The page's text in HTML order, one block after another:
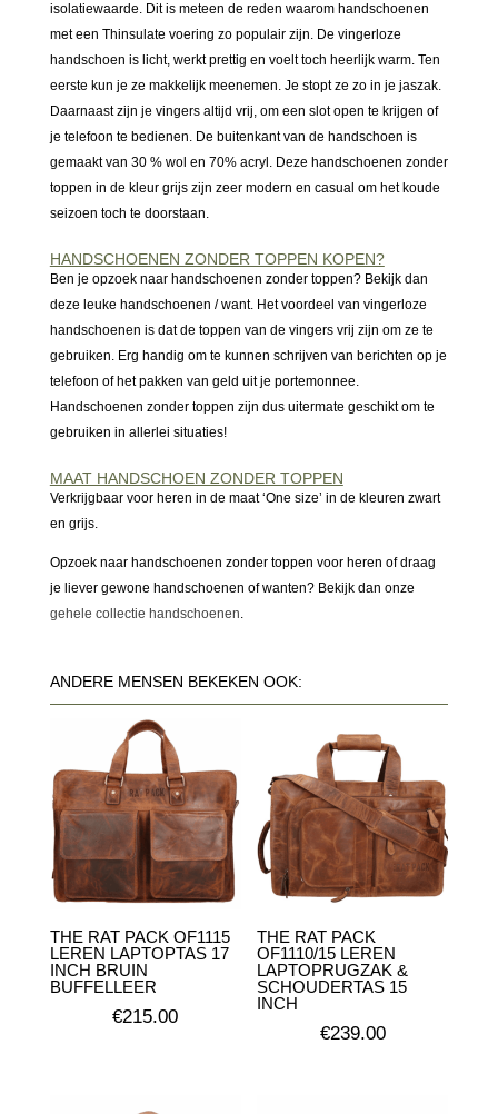
isolatiewaarde. Dit is meteen de reden waarom handschoenen
met een Thinsulate voering zo populair zijn. De vingerloze
handschoen is licht, werkt prettig en voelt toch heerlijk warm. Ten
eerste kun je ze makkelijk meenemen. Je stopt ze zo in je jaszak.
Daarnaast zijn je vingers altijd vrij, om een slot open te krijgen of
je telefoon te bedienen. De buitenkant van de handschoen is
gemaakt van 30 % wol en 70% acryl. Deze handschoenen zonder
toppen in de kleur grijs zijn zeer modern en casual om het koude
seizoen toch te doorstaan.
HANDSCHOENEN ZONDER TOPPEN KOPEN?
Ben je opzoek naar handschoenen zonder toppen? Bekijk dan
deze leuke handschoenen / want. Het voordeel van vingerloze
handschoenen is dat de toppen van de vingers vrij zijn om ze te
gebruiken. Erg handig om te kunnen schrijven van berichten op je
telefoon of het pakken van geld uit je portemonnee.
Handschoenen zonder toppen zijn dus uitermate geschikt om te
gebruiken in allerlei situaties!
MAAT HANDSCHOEN ZONDER TOPPEN
Verkrijgbaar voor heren in de maat ‘One size’ in de kleuren zwart
en grijs.
Opzoek naar handschoenen zonder toppen voor heren of draag
je liever gewone handschoenen of wanten? Bekijk dan onze
gehele collectie handschoenen.
ANDERE MENSEN BEKEKEN OOK:
THE RAT PACK OF1115
LEREN LAPTOPTAS 17
INCH BRUIN
BUFFELLEER
€215.00
THE RAT PACK
OF1110/15 LEREN
LAPTOPRUGZAK &
SCHOUDERTAS 15
INCH
€239.00